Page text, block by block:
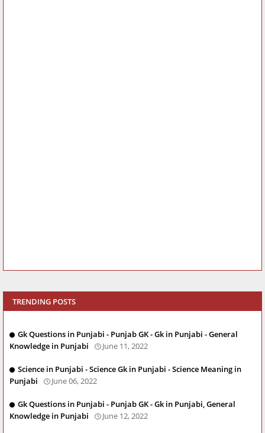
TRENDING POSTS
Gk Questions in Punjabi - Punjab GK - Gk in Punjabi - General
Knowledge in Punjabi
June 11, 2022
Science in Punjabi - Science Gk in Punjabi - Science Meaning in
Punjabi
June 06, 2022
Gk Questions in Punjabi - Punjab GK - Gk in Punjabi, General
Knowledge in Punjabi
June 12, 2022